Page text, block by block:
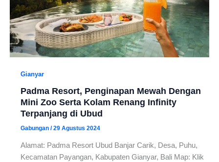
Gianyar
Padma Resort, Penginapan Mewah Dengan
Mini Zoo Serta Kolam Renang Infinity
Terpanjang di Ubud
Gabungan /29 Agustus 2024
Alamat: Padma Resort Ubud Banjar Carik, Desa, Puhu,
Kecamatan Payangan, Kabupaten Gianyar, Bali Map: Klik